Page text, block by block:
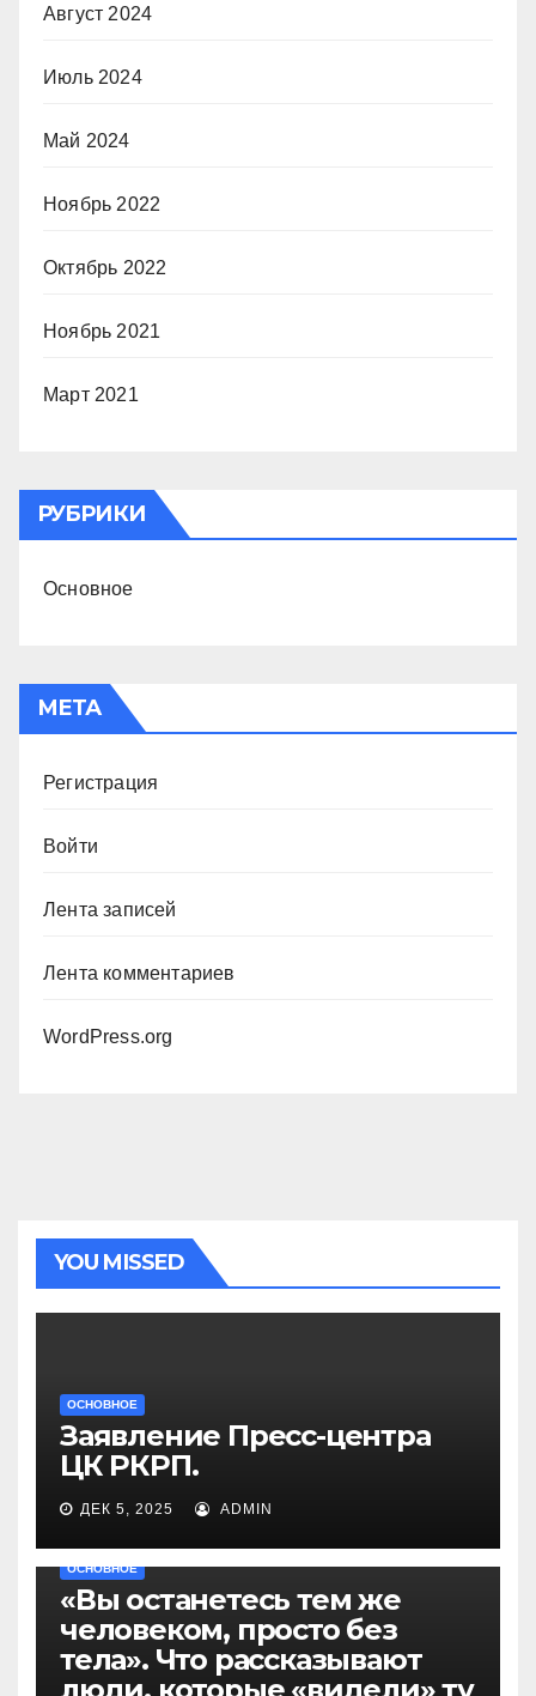
Август 2024
Июль 2024
Май 2024
Ноябрь 2022
Октябрь 2022
Ноябрь 2021
Март 2021
РУБРИКИ
Основное
МЕТА
Регистрация
Войти
Лента записей
Лента комментариев
WordPress.org
YOU MISSED
ОСНОВНОЕ
Заявление Пресс-центра
ЦК РКРП.
ДЕК 5, 2025 ADMIN
ОСНОВНОЕ
«Вы останетесь тем же
человеком, просто без
тела». Что рассказывают